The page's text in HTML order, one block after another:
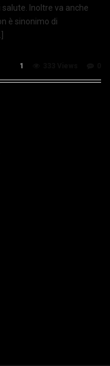
Inoltre va anche
è sinonimo di
1